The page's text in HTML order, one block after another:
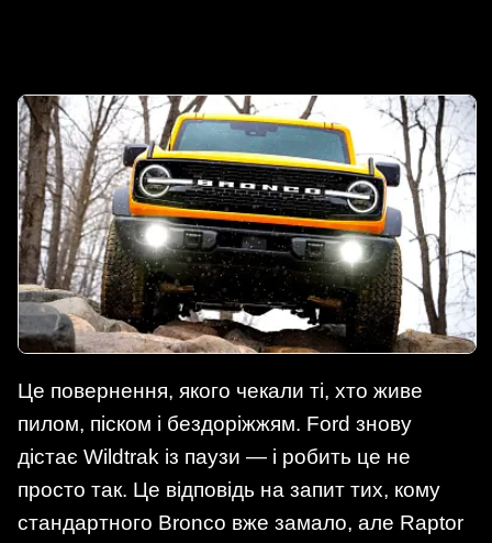
Це повернення, якого чекали ті, хто живе
пилом, піском і бездоріжжям. Ford знову
дістає Wildtrak із паузи — і робить це не
просто так. Це відповідь на запит тих, кому
стандартного Bronco вже замало, але Raptor